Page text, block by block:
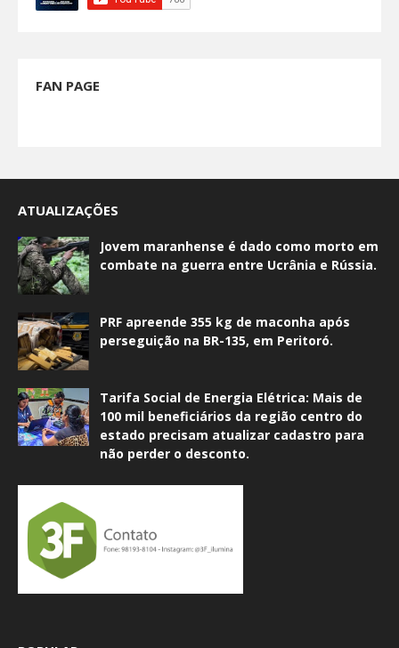
FAN PAGE
ATUALIZAÇÕES
Jovem maranhense é dado como morto em
combate na guerra entre Ucrânia e Rússia.
PRF apreende 355 kg de maconha após
perseguição na BR-135, em Peritoró.
Tarifa Social de Energia Elétrica: Mais de
100 mil beneficiários da região centro do
estado precisam atualizar cadastro para
não perder o desconto.